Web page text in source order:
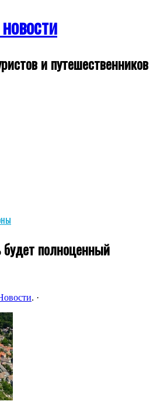
и путешественников
полноценный
. ·